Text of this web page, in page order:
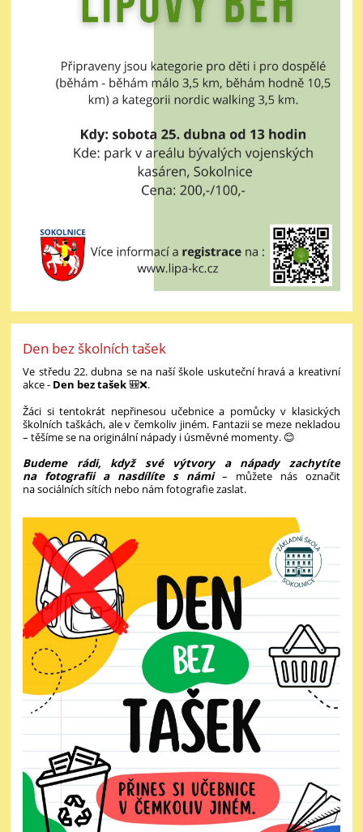
Den bez školních tašek
Ve středu 22. dubna se na naší škole uskuteční hravá a kreativní
akce - Den bez tašek🎒❌.
Žáci si tentokrát nepřinesou učebnice a pomůcky v klasických
školních taškách, ale v čemkoliv jiném. Fantazii se meze nekladou
– těšíme se na originální nápady i úsměvné momenty. 😊
Budeme rádi, když své výtvory a nápady zachytíte
na fotografii a nasdílíte s námi– můžete nás označit
na sociálních sítích nebo nám fotografie zaslat.